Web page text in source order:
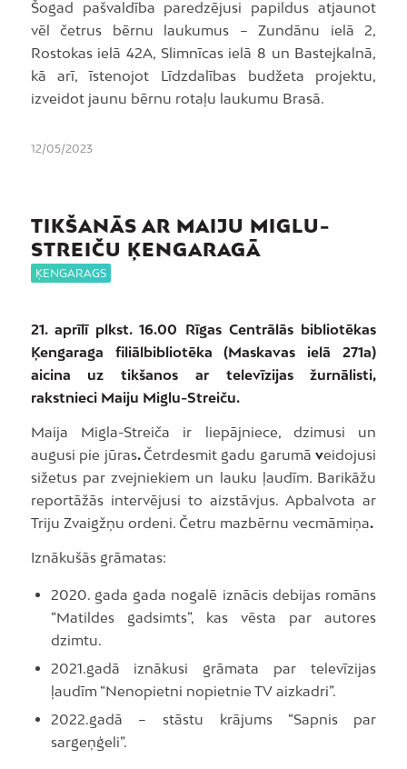
Šogad pašvaldība paredzējusi papildus atjaunot
vēl četrus bērnu laukumus – Zundānu ielā 2,
Rostokas ielā 42A, Slimnīcas ielā 8 un Bastejkalnā,
kā arī, īstenojot Līdzdalības budžeta projektu,
izveidot jaunu bērnu rotaļu laukumu Brasā.
12/05/2023
TIKŠANĀS AR MAIJU MIGLU-
STREIČU ĶENGARAGĀ
ĶENGARAGS
21. aprīlī plkst. 16.00 Rīgas Centrālās bibliotēkas
Ķengaraga filiālbibliotēka (Maskavas ielā 271a)
aicina uz tikšanos ar televīzijas žurnālisti,
rakstnieci Maiju Miglu-Streiču.
Maija Migla-Streiča ir liepājniece, dzimusi un
augusi pie jūras.Četrdesmit gadu garumā veidojusi
sižetus par zvejniekiem un lauku ļaudīm. Barikāžu
reportāžās intervējusi to aizstāvjus. Apbalvota ar
Triju Zvaigžņu ordeni. Četru mazbērnu vecmāmiņa.
Iznākušās grāmatas:
2020. gada gada nogalē iznācis debijas romāns
“Matildes gadsimts”, kas vēsta par autores
dzimtu.
2021.gadā iznākusi grāmata par televīzijas
ļaudīm “Nenopietni nopietnie TV aizkadri”.
2022.gadā – stāstu krājums “Sapnis par
sargeņģeli”.